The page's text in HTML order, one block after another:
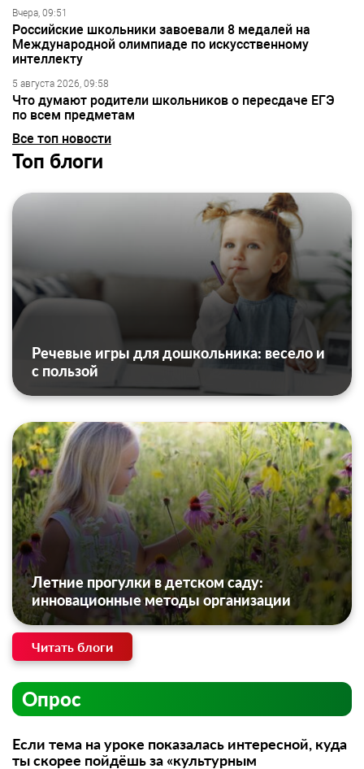
Вчера, 09:51
Российские школьники завоевали 8 медалей на
Международной олимпиаде по искусственному
интеллекту
5 августа 2026, 09:58
Что думают родители школьников о пересдаче ЕГЭ
по всем предметам
Все топ новости
Топ блоги
Речевые игры для дошкольника: весело и
с пользой
Летние прогулки в детском саду:
инновационные методы организации
Читать блоги
Опрос
Если тема на уроке показалась интересной, куда
ты скорее пойдёшь за «культурным